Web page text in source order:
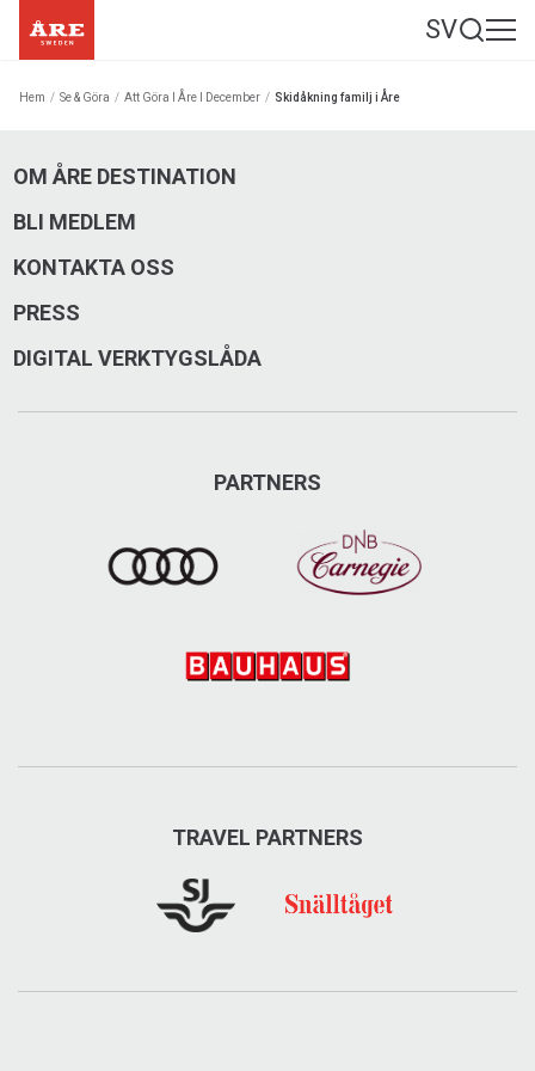
SV
Hem / Se & Göra / Att Göra I Åre I December / Skidåkning familj i Åre
OM ÅRE DESTINATION
BLI MEDLEM
KONTAKTA OSS
PRESS
DIGITAL VERKTYGSLÅDA
PARTNERS
TRAVEL PARTNERS